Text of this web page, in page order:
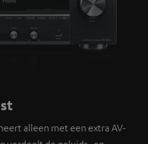
alleen met een extra AV-